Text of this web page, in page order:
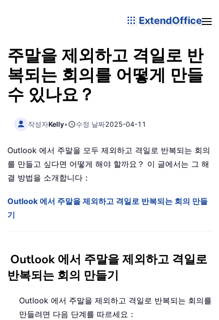
ExtendOffice
주말을 제외하고 격일로 반
복되는 회의를 어떻게 만들
수 있나요？
작성자Kelly• 수정 날짜2025-04-11
Outlook 에서 주말을 모두 제외하고 격일로 반복되는 회의
를 만들고 싶다면 어떻게 해야 할까요？ 이 글에서는 그 해
결 방법을 소개합니다：
Outlook 에서 주말을 제외하고 격일로 반복되는 회의 만들
기
Outlook 에서 주말을 제외하고 격일로
반복되는 회의 만들기
Outlook 에서 주말을 제외하고 격일로 반복되는 회의를
만들려면 다음 단계를 따르세요：